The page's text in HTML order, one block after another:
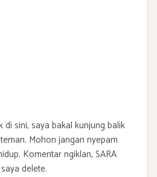
di sini, saya bakal kunjung balik
Mohon jangan nyepam
Komentar ngiklan, SARA
delete.